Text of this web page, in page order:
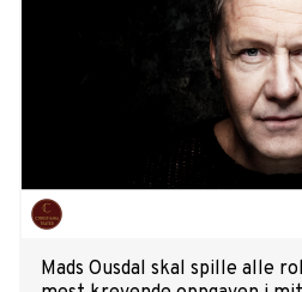
Mads Ousdal skal spille alle